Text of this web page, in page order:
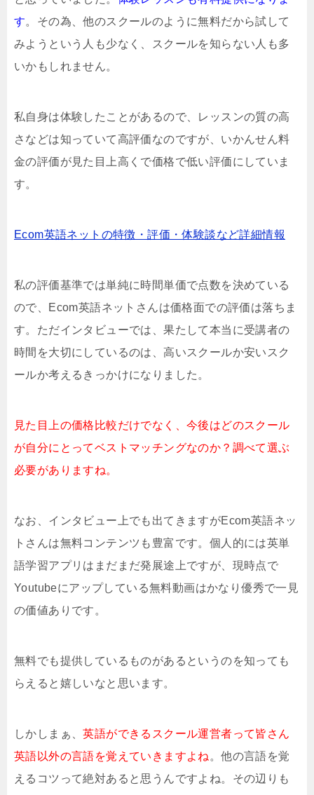
す。その為、他のスクールのように無料だから試して
みようという人も少なく、スクールを知らない人も多
いかもしれません。
私自身は体験したことがあるので、レッスンの質の高
さなどは知っていて高評価なのですが、いかんせん料
金の評価が見た目上高くで価格で低い評価にしていま
す。
Ecom英語ネットの特徴・評価・体験談など詳細情報
私の評価基準では単純に時間単価で点数を決めている
ので、Ecom英語ネットさんは価格面での評価は落ちま
す。ただインタビューでは、果たして本当に受講者の
時間を大切にしているのは、高いスクールか安いスク
ールか考えるきっかけになりました。
見た目上の価格比較だけでなく、今後はどのスクール
が自分にとってベストマッチングなのか？調べて選ぶ
必要がありますね。
なお、インタビュー上でも出てきますがEcom英語ネッ
トさんは無料コンテンツも豊富です。個人的には英単
語学習アプリはまだまだ発展途上ですが、現時点で
Youtubeにアップしている無料動画はかなり優秀で一見
の価値ありです。
無料でも提供しているものがあるというのを知っても
らえると嬉しいなと思います。
しかしまぁ、英語ができるスクール運営者って皆さん
英語以外の言語を覚えていきますよね 。他の言語を覚
えるコツって絶対あると思うんですよね。その辺りも